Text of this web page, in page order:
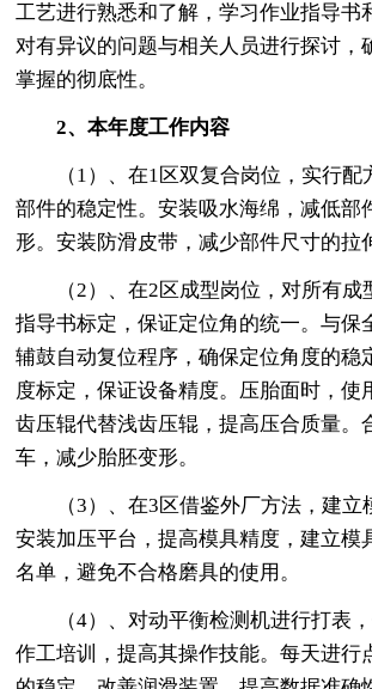
工艺进行熟悉和了解，学习作业指导书
对有异议的问题与相关人员进行探讨，
掌握的彻底性。
2、本年度工作内容
（1）、在1区双复合岗位，实行配
部件的稳定性。安装吸水海绵，减低部
形。安装防滑皮带，减少部件尺寸的拉
（2）、在2区成型岗位，对所有成
指导书标定，保证定位角的统一。与保
辅鼓自动复位程序，确保定位角度的稳
度标定，保证设备精度。压胎面时，使
齿压辊代替浅齿压辊，提高压合质量。
车，减少胎胚变形。
（3）、在3区借鉴外厂方法，建立
安装加压平台，提高模具精度，建立模
名单，避免不合格磨具的使用。
（4）、对动平衡检测机进行打表，
作工培训，提高其操作技能。每天进行